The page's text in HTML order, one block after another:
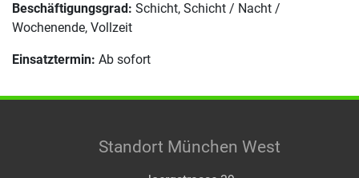
Beschäftigungsgrad: Schicht, Schicht / Nacht /
Wochenende, Vollzeit
Einsatztermin: Ab sofort
Standort München West